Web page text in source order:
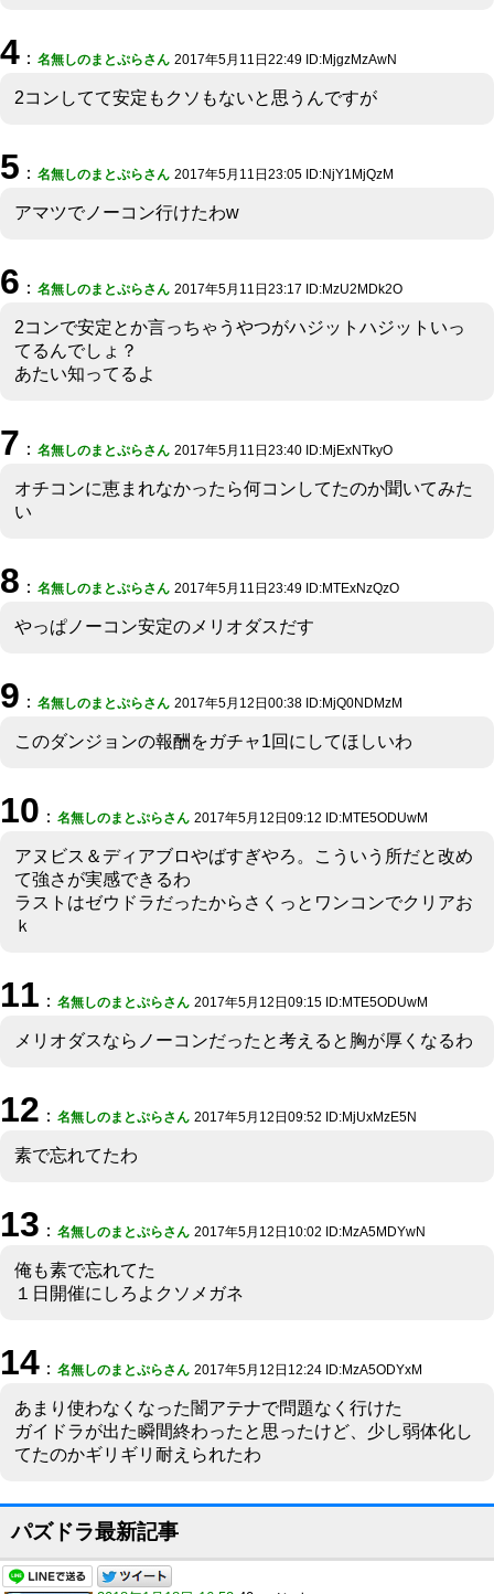
4 ： 名無しのまとぷらさん 2017年5月11日22:49 ID:MjgzMzAwN
2コンしてて安定もクソもないと思うんですが
5 ： 名無しのまとぷらさん 2017年5月11日23:05 ID:NjY1MjQzM
アマツでノーコン行けたわw
6 ： 名無しのまとぷらさん 2017年5月11日23:17 ID:MzU2MDk2O
2コンで安定とか言っちゃうやつがハジットハジットいっ
てるんでしょ？
あたい知ってるよ
7 ： 名無しのまとぷらさん 2017年5月11日23:40 ID:MjExNTkyO
オチコンに恵まれなかったら何コンしてたのか聞いてみた
い
8 ： 名無しのまとぷらさん 2017年5月11日23:49 ID:MTExNzQzO
やっぱノーコン安定のメリオダスだす
9 ： 名無しのまとぷらさん 2017年5月12日00:38 ID:MjQ0NDMzM
このダンジョンの報酬をガチャ1回にしてほしいわ
10 ： 名無しのまとぷらさん 2017年5月12日09:12 ID:MTE5ODUwM
アヌビス＆ディアブロやばすぎやろ。こういう所だと改め
て強さが実感できるわ
ラストはゼウドラだったからさくっとワンコンでクリアお
ｋ
11 ： 名無しのまとぷらさん 2017年5月12日09:15 ID:MTE5ODUwM
メリオダスならノーコンだったと考えると胸が厚くなるわ
12 ： 名無しのまとぷらさん 2017年5月12日09:52 ID:MjUxMzE5N
素で忘れてたわ
13 ： 名無しのまとぷらさん 2017年5月12日10:02 ID:MzA5MDYwN
俺も素で忘れてた
１日開催にしろよクソメガネ
14 ： 名無しのまとぷらさん 2017年5月12日12:24 ID:MzA5ODYxM
あまり使わなくなった闇アテナで問題なく行けた
ガイドラが出た瞬間終わったと思ったけど、少し弱体化し
てたのかギリギリ耐えられたわ
パズドラ最新記事